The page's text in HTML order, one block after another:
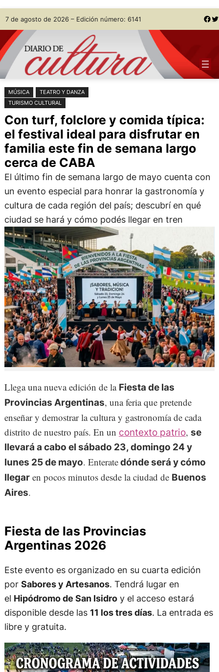
Saltar
al
contenido
Skip
to
content
7 de agosto de 2026 – Edición número: 6141 Facebook Twitter
MÚSICA
TEATRO Y DANZA
TURISMO CULTURAL
Con turf, folclore y comida típica:
el festival ideal para disfrutar en
familia este fin de semana largo
cerca de CABA
El último fin de semana largo de mayo cuenta con
un evento especial para honrar la gastronomía y
cultura de cada región del país; descubrí en qué
ciudad se hará y cómo podés llegar en tren
Llega una nueva edición de la Fiesta de las
Provincias Argentinas, una feria que pretende
enseñar y demostrar la cultura y gastronomía de cada
distrito de nuestro país. En un contexto patrio, se
llevará a cabo el sábado 23, domingo 24 y
lunes 25 de mayo. Enteratedónde será y cómo
llegar en pocos minutos desde la ciudad de Buenos
Aires.
Fiesta de las Provincias
Argentinas 2026
Este evento es organizado en su cuarta edición
por Sabores y Artesanos. Tendrá lugar en
el Hipódromo de San Isidroy el acceso estará
disponible desde las 11 los tres días. La entrada es
libre y gratuita.